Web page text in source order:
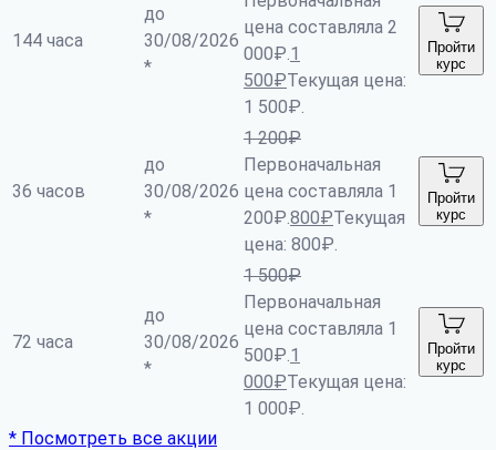
144 часа
до
30/08/2026
*
цена составляла 2
000₽.1
500₽Текущая цена:
1 500₽.
Пройти
курс
36 часов
до
30/08/2026
*
1 200₽
Первоначальная
цена составляла 1
200₽.800₽Текущая
цена: 800₽.
Пройти
курс
72 часа
до
30/08/2026
*
1 500₽
Первоначальная
цена составляла 1
500₽.1
000₽Текущая цена:
1 000₽.
Пройти
курс
* Посмотреть все акции